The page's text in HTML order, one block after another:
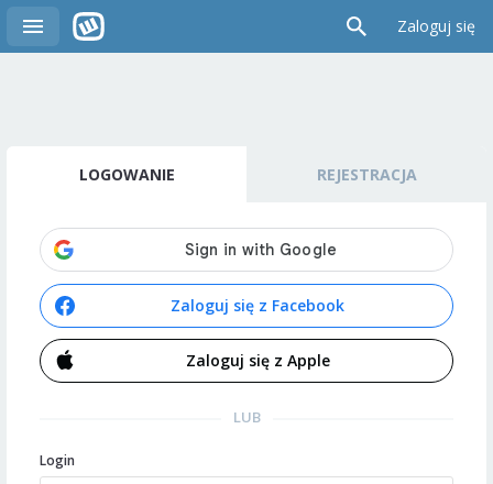
Zaloguj się
LOGOWANIE REJESTRACJA
Zaloguj się z Facebook
Zaloguj się z Apple
LUB
Login